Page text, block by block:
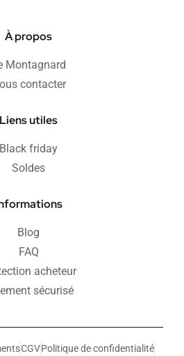
À propos
Montagnard
contacter
Liens utiles
Black friday
Soldes
Blog
FAQ
acheteur
sécurisé
CGVPolitique de confidentialité